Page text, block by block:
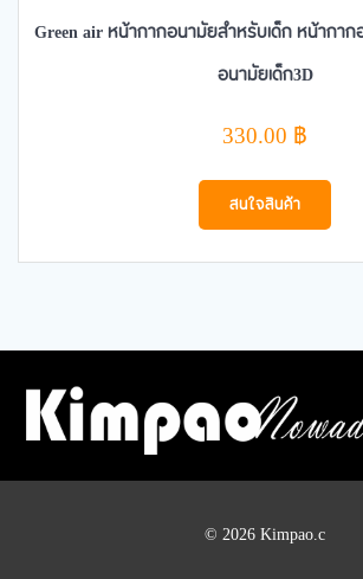
Green air หน้ากากอนามัยสำหรับเด็ก หน้ากา
อนามัยเด็ก3D
330.00฿
สนใจสินค้า
© 2026 Kimpao.c